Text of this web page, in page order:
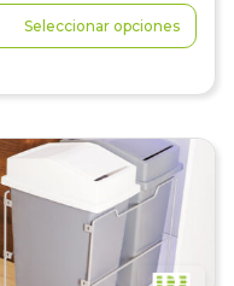
Seleccionar opciones